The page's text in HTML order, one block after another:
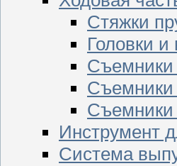
Стяжки
Головки и
Съемники
Съемники
Инструмент
Система